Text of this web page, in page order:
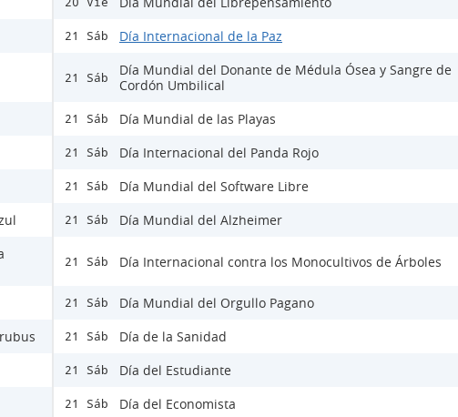
21 Sáb Día Internacional de la Paz
21 Sáb
Día Mundial del Donante de Médula Ósea y Sangre de
Cordón Umbilical
21 Sáb Día Mundial de las Playas
21 Sáb Día Internacional del Panda Rojo
21 Sáb Día Mundial del Software Libre
21 Sáb Día Mundial del Alzheimer
21 Sáb Día Internacional contra los Monocultivos de Árboles
21 Sáb Día Mundial del Orgullo Pagano
21 Sáb Día de la Sanidad
21 Sáb Día del Estudiante
21 Sáb Día del Economista